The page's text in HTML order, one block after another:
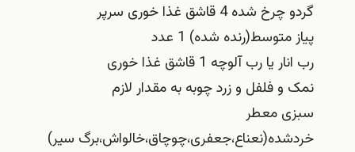
گردو چرخ شده 4 قاشق غذا خوری سرپر
پیاز متوسط(رنده شده) 1 عدد
رب انار یا رب آلوچه 1 قاشق غذا خوری
نمک و فلفل و زرد چوبه به مقدار لازم
سبزی معطر
خردشده(نعناع،جعفری،چوچاق،خالواش،برگ سیر)